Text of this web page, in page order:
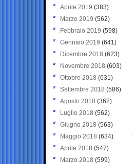
Aprile 2019 (383)
Marzo 2019 (562)
Febbraio 2019 (598)
Gennaio 2019 (641)
Dicembre 2018 (623)
Novembre 2018 (603)
Ottobre 2018 (631)
Settembre 2018 (586)
Agosto 2018 (362)
Luglio 2018 (562)
Giugno 2018 (563)
Maggio 2018 (634)
Aprile 2018 (547)
Marzo 2018 (599)